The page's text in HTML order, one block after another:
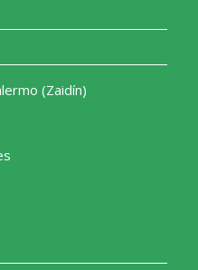
(Zaidín)